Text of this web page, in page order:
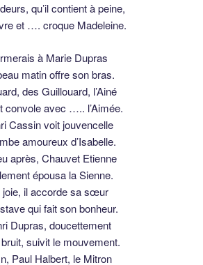
qu’il contient à peine,
et …. croque Madeleine.
à Marie Dupras
matin offre son bras.
des Guillouard, l’Ainé
convole avec ….. l’Aimée.
Cassin voit jouvencelle
amoureux d’Isabelle.
après, Chauvet Etienne
épousa la Sienne.
joie, il accorde sa sœur
qui fait son bonheur.
Dupras, doucettement
suivit le mouvement.
Paul Halbert, le Mitron